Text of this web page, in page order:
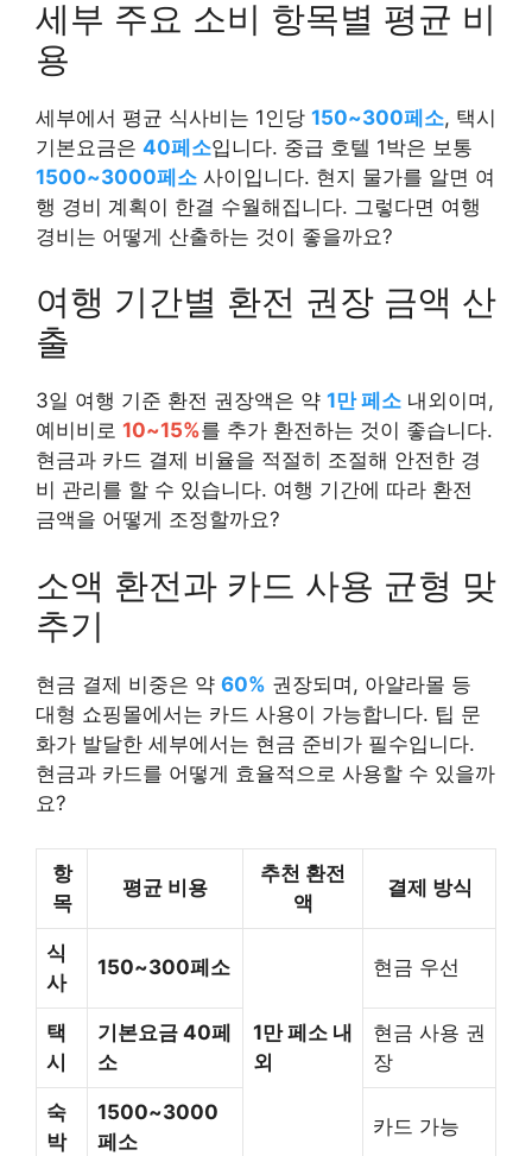
세부 주요 소비 항목별 평균 비
용
세부에서 평균 식사비는 1인당 150~300페소, 택시
기본요금은 40페소입니다. 중급 호텔 1박은 보통
1500~3000페소 사이입니다. 현지 물가를 알면 여
행 경비 계획이 한결 수월해집니다. 그렇다면 여행
경비는 어떻게 산출하는 것이 좋을까요?
여행 기간별 환전 권장 금액 산
출
3일 여행 기준 환전 권장액은 약 1만 페소 내외이며,
예비비로 10~15%를 추가 환전하는 것이 좋습니다.
현금과 카드 결제 비율을 적절히 조절해 안전한 경
비 관리를 할 수 있습니다. 여행 기간에 따라 환전
금액을 어떻게 조정할까요?
소액 환전과 카드 사용 균형 맞
추기
현금 결제 비중은 약 60% 권장되며, 아얄라몰 등
대형 쇼핑몰에서는 카드 사용이 가능합니다. 팁 문
화가 발달한 세부에서는 현금 준비가 필수입니다.
현금과 카드를 어떻게 효율적으로 사용할 수 있을까
요?
항
목
평균 비용
추천 환전
액
결제 방식
식
사
150~300페소
1만 페소 내
외
현금 우선
택
시
기본요금 40페
소
현금 사용 권
장
숙
박
1500~3000
페소
카드 가능